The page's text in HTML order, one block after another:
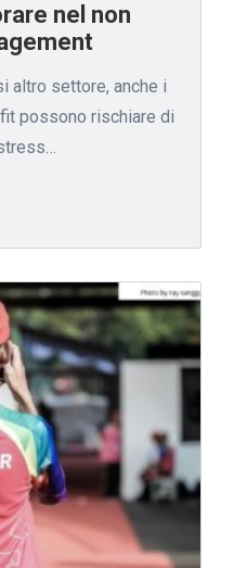
nel non
altro settore, anche i
possono rischiare di